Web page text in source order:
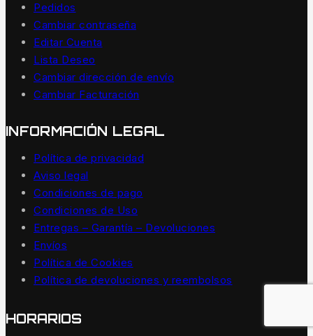
Pedidos
Cambiar contraseña
Editar Cuenta
Lista Deseo
Cambiar dirección de envío
Cambiar Facturación
INFORMACIÓN LEGAL
Política de privacidad
Aviso legal
Condiciones de pago
Condiciones de Uso
Entregas – Garantía – Devoluciones
Envíos
Política de Cookies
Política de devoluciones y reembolsos
HORARIOS